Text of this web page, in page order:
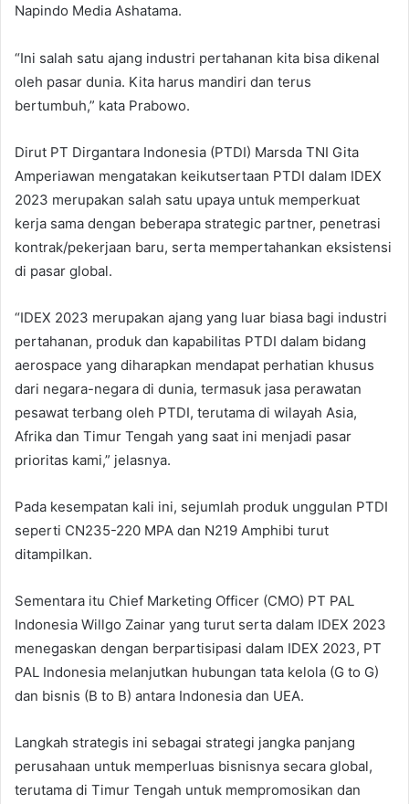
Napindo Media Ashatama.
“Ini salah satu ajang industri pertahanan kita bisa dikenal
oleh pasar dunia. Kita harus mandiri dan terus
bertumbuh,” kata Prabowo.
Dirut PT Dirgantara Indonesia (PTDI) Marsda TNI Gita
Amperiawan mengatakan keikutsertaan PTDI dalam IDEX
2023 merupakan salah satu upaya untuk memperkuat
kerja sama dengan beberapa strategic partner, penetrasi
kontrak/pekerjaan baru, serta mempertahankan eksistensi
di pasar global.
“IDEX 2023 merupakan ajang yang luar biasa bagi industri
pertahanan, produk dan kapabilitas PTDI dalam bidang
aerospace yang diharapkan mendapat perhatian khusus
dari negara-negara di dunia, termasuk jasa perawatan
pesawat terbang oleh PTDI, terutama di wilayah Asia,
Afrika dan Timur Tengah yang saat ini menjadi pasar
prioritas kami,” jelasnya.
Pada kesempatan kali ini, sejumlah produk unggulan PTDI
seperti CN235-220 MPA dan N219 Amphibi turut
ditampilkan.
Sementara itu Chief Marketing Officer (CMO) PT PAL
Indonesia Willgo Zainar yang turut serta dalam IDEX 2023
menegaskan dengan berpartisipasi dalam IDEX 2023, PT
PAL Indonesia melanjutkan hubungan tata kelola (G to G)
dan bisnis (B to B) antara Indonesia dan UEA.
Langkah strategis ini sebagai strategi jangka panjang
perusahaan untuk memperluas bisnisnya secara global,
terutama di Timur Tengah untuk mempromosikan dan